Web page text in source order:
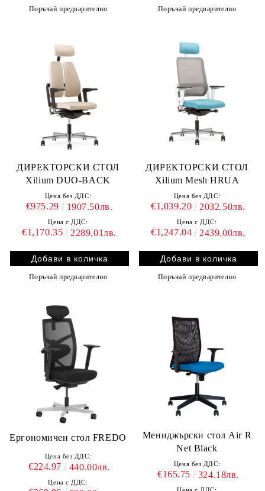
Поръчай предварително Поръчай предварително
ДИРЕКТОРСКИ СТОЛ
Xilium DUO-BACK
Цена без ДДС:
€975.29 1907.50лв.
Цена с ДДС:
€1,170.35 2289.01лв.
Поръчай предварително
ДИРЕКТОРСКИ СТОЛ
Xilium Mesh HRUA
Цена без ДДС:
€1,039.20 2032.50лв.
Цена с ДДС:
€1,247.04 2439.00лв.
Поръчай предварително
Ергономичен стол FREDO
Цена без ДДС:
€224.97 440.00лв.
Цена с ДДС:
Мениджърски стол Air R
Net Black
Цена без ДДС:
€165.75 324.18лв.